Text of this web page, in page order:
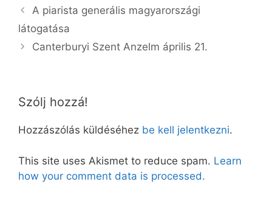
A piarista generális magyarországi
látogatása
Canterburyi Szent Anzelm április 21.
Szólj hozzá!
Hozzászólás küldéséhez be kell jelentkezni.
This site uses Akismet to reduce spam. Learn
how your comment data is processed.